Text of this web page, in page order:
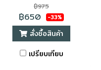
฿975
฿650 -33%
สั่งซื้อสินค้า
เปรียบเทียบ